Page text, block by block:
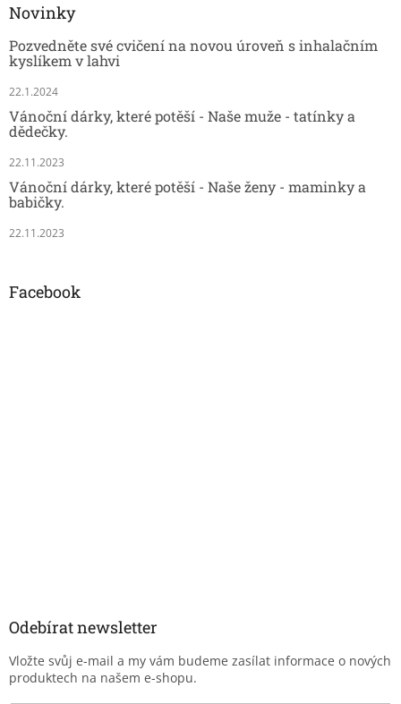
Novinky
Pozvedněte své cvičení na novou úroveň s inhalačním
kyslíkem v lahvi
22.1.2024
Vánoční dárky, které potěší - Naše muže - tatínky a
dědečky.
22.11.2023
Vánoční dárky, které potěší - Naše ženy - maminky a
babičky.
22.11.2023
Facebook
Odebírat newsletter
Vložte svůj e-mail a my vám budeme zasílat informace o nových
produktech na našem e-shopu.